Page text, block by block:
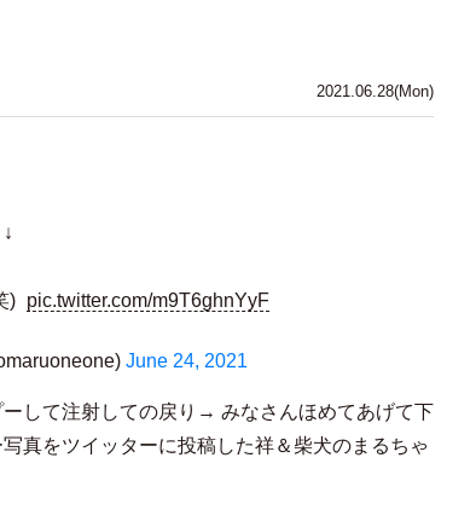
2021.06.28(Mon)
) pic.twitter.com/m9T6ghnYyF
June 24, 2021
して注射しての戻り→ みなさんほめてあげて下
真をツイッターに投稿した祥＆柴犬のまるちゃ